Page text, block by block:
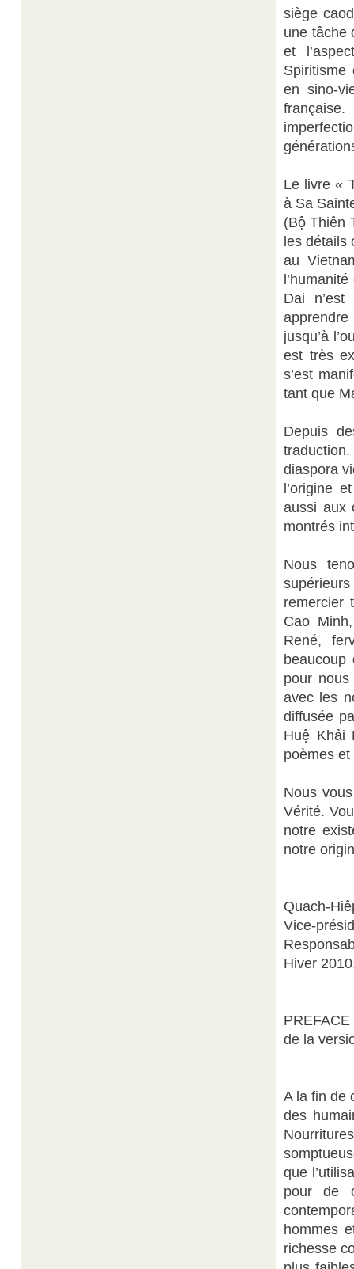
siège
une tâche
et
Spiritisme
en sino-
Le livre «
à Sa
(Bộ Thiên
les détails
au
Dai
jusqu’à
est très
s’est
tant que
Depuis
diaspora
l’origine
aussi aux
montrés
Nous
remercier
Cao
René,
pour
avec les
diffusée
Huệ Khải
poèmes
Nous
Vérité.
notre
notre
Quach-
Vice-
Hiver
PREFACE
de la
A la fin de
des
que
pour de
hommes
richesse